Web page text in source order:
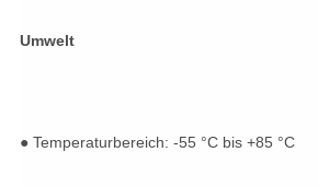
Umwelt
● Temperaturbereich: -55 °C bis +85 °C